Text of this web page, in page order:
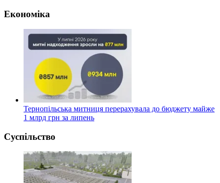
Економіка
Тернопільська митниця перерахувала до бюджету майже
1 млрд грн за липень
Суспільство